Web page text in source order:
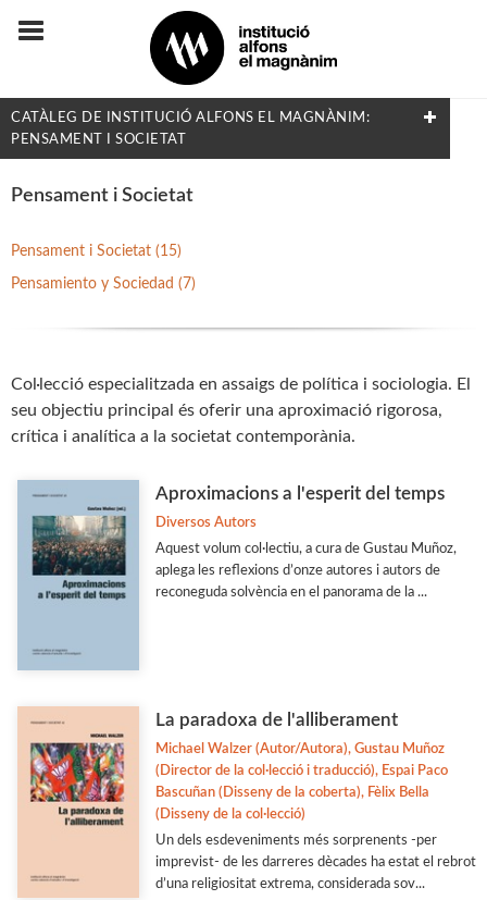
CATÀLEG DE INSTITUCIÓ ALFONS EL MAGNÀNIM:
PENSAMENT I SOCIETAT
COL·LECCIONS
Biblioteca d'Autors Teatrals
Biblioteca d'Autors Valencians
Biografia
Ciencia
Col·laboració amb Altres Institucions
Veure-les totes... (77)
Arqueologia
Arts i Disseny
Biografies
Dret i Economia
Estudis Literaris
Pensament i Societat
Pensament i Societat (15)
Pensamiento y Sociedad (7)
Col·lecció especialitzada en assaigs de política i sociologia. El
seu objectiu principal és oferir una aproximació rigorosa,
crítica i analítica a la societat contemporània.
Aproximacions a l'esperit del temps
Diversos Autors
Aquest volum col·lectiu, a cura de Gustau Muñoz,
aplega les reflexions d’onze autores i autors de
reconeguda solvència en el panorama de la ...
La paradoxa de l'alliberament
Michael Walzer (Autor/Autora), Gustau Muñoz
(Director de la col·lecció i traducció), Espai Paco
Bascuñan (Disseny de la coberta), Fèlix Bella
(Disseny de la col·lecció)
Un dels esdeveniments més sorprenents -per
imprevist- de les darreres dècades ha estat el rebrot
d’una religiositat extrema, considerada sov...